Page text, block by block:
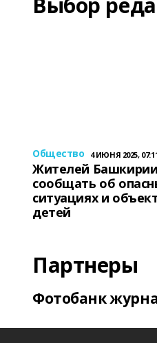
Общество 4 ИЮНЯ 2025,
Жителей
сообщать об
ситуациях и
детей
Партнеры
Фотобанк